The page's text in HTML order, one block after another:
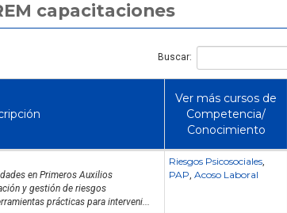
capacitaciones
Buscar:
Ver más cursos de
Competencia/
Conocimiento
en Primeros Auxilios
y gestión de riesgos
prácticas para interveni...
Riesgos Psicosociales
PAP Acoso Laboral